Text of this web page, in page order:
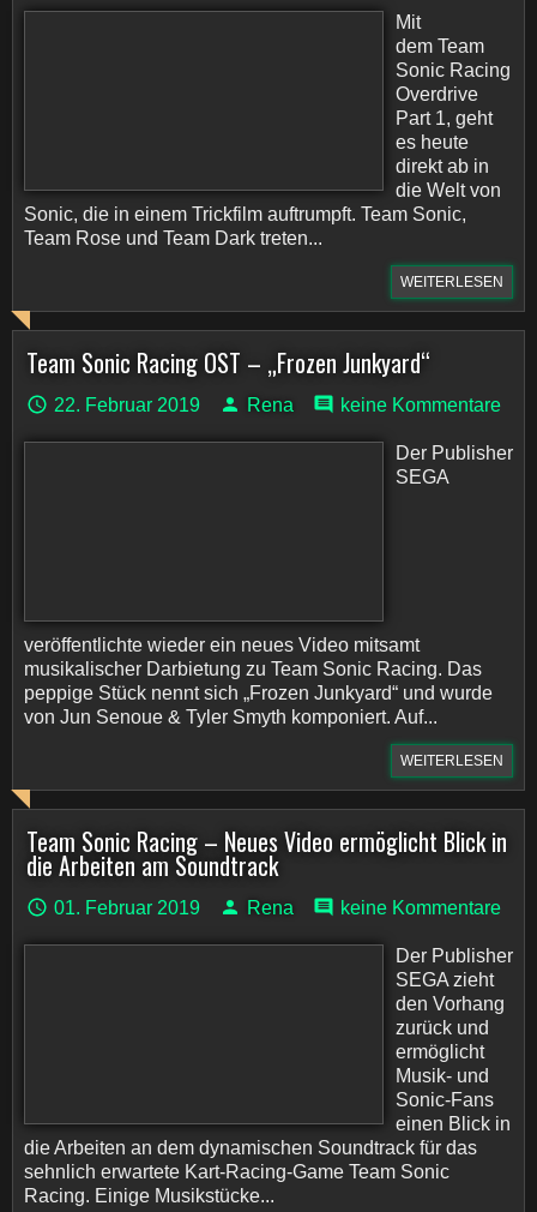
Mit
dem Team
Sonic Racing
Overdrive
Part 1, geht
es heute
direkt ab in
die Welt von
Sonic, die in einem Trickfilm auftrumpft. Team Sonic,
Team Rose und Team Dark treten...
WEITERLESEN
Team Sonic Racing OST – „Frozen Junkyard“
22. Februar 2019 Rena keine Kommentare
Der Publisher
SEGA
veröffentlichte wieder ein neues Video mitsamt
musikalischer Darbietung zu Team Sonic Racing. Das
peppige Stück nennt sich „Frozen Junkyard“ und wurde
von Jun Senoue & Tyler Smyth komponiert. Auf...
WEITERLESEN
Team Sonic Racing – Neues Video ermöglicht Blick in
die Arbeiten am Soundtrack
01. Februar 2019 Rena keine Kommentare
Der Publisher
SEGA zieht
den Vorhang
zurück und
ermöglicht
Musik- und
Sonic-Fans
einen Blick in
die Arbeiten an dem dynamischen Soundtrack für das
sehnlich erwartete Kart-Racing-Game Team Sonic
Racing. Einige Musikstücke...